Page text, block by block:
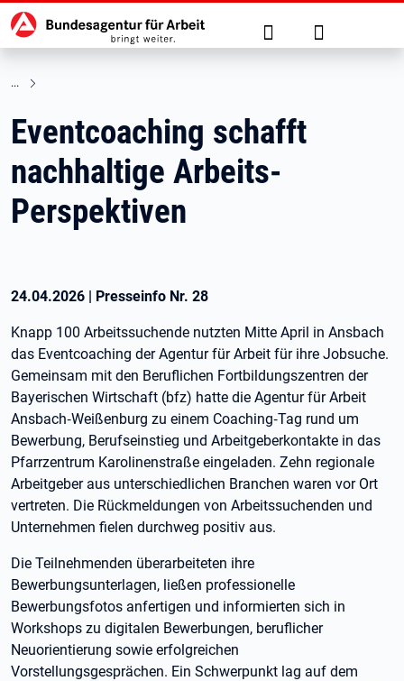
zu den Hauptinhalten springen
Hauptnavigation Suche Anmelden
Eventcoaching schafft
nachhaltige Arbeits-
Perspektiven
24.04.2026 | Presseinfo Nr. 28
Knapp 100 Arbeitssuchende nutzten Mitte April in Ansbach
das Eventcoaching der Agentur für Arbeit für ihre Jobsuche.
Gemeinsam mit den Beruflichen Fortbildungszentren der
Bayerischen Wirtschaft (bfz) hatte die Agentur für Arbeit
Ansbach‑Weißenburg zu einem Coaching‑Tag rund um
Bewerbung, Berufseinstieg und Arbeitgeberkontakte in das
Pfarrzentrum Karolinenstraße eingeladen. Zehn regionale
Arbeitgeber aus unterschiedlichen Branchen waren vor Ort
vertreten. Die Rückmeldungen von Arbeitssuchenden und
Unternehmen fielen durchweg positiv aus.
Die Teilnehmenden überarbeiteten ihre
Bewerbungsunterlagen, ließen professionelle
Bewerbungsfotos anfertigen und informierten sich in
Workshops zu digitalen Bewerbungen, beruflicher
Neuorientierung sowie erfolgreichen
Vorstellungsgesprächen. Ein Schwerpunkt lag auf dem